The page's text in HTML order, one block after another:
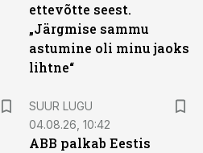
ettevõtte seest.
„Järgmise sammu
astumine oli minu jaoks
lihtne“
SUUR LUGU
04.08.26, 10:42
ABB palkab Eestis